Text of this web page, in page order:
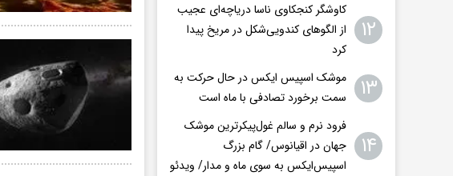
۱۲
کاوشگر کنجکاوی ناسا دریاچه‌ای عجیب
از الگوهای کندویی‌شکل در مریخ پیدا
کرد
۱۳
موشک اسپیس ایکس در حال حرکت به
سمت برخورد تصادفی با ماه است
۱۴
فرود نرم و سالم غول‌پیکرترین موشک
جهان در اقیانوس/ گام بزرگ
اسپیس‌ایکس به سوی ماه و مدار/ ویدئو